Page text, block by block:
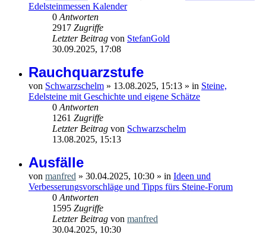
Edelsteinmessen Kalender
0 Antworten
2917 Zugriffe
Letzter Beitrag von StefanGold
30.09.2025, 17:08
Rauchquarzstufe
von Schwarzschelm » 13.08.2025, 15:13 » in Steine,
Edelsteine mit Geschichte und eigene Schätze
0 Antworten
1261 Zugriffe
Letzter Beitrag von Schwarzschelm
13.08.2025, 15:13
Ausfälle
von manfred » 30.04.2025, 10:30 » in Ideen und
Verbesserungsvorschläge und Tipps fürs Steine-Forum
0 Antworten
1595 Zugriffe
Letzter Beitrag von manfred
30.04.2025, 10:30